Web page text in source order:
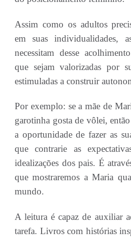
Assim como os adultos
em suas individualidades,
necessitam desse
que sejam valorizadas por
estimuladas a construir
Por exemplo: se a mãe de
garotinha gosta de vôlei,
a oportunidade de fazer as
que contrarie as
idealizações dos pais. É
que mostraremos a Maria
mundo.
A leitura é capaz de auxiliar
tarefa. Livros com histórias